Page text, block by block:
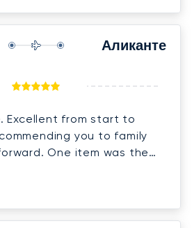
Аликанте
Excellent from start to
you to family
item was the
- it wasn't absolutely
a car from the plane, then
We thought the car at